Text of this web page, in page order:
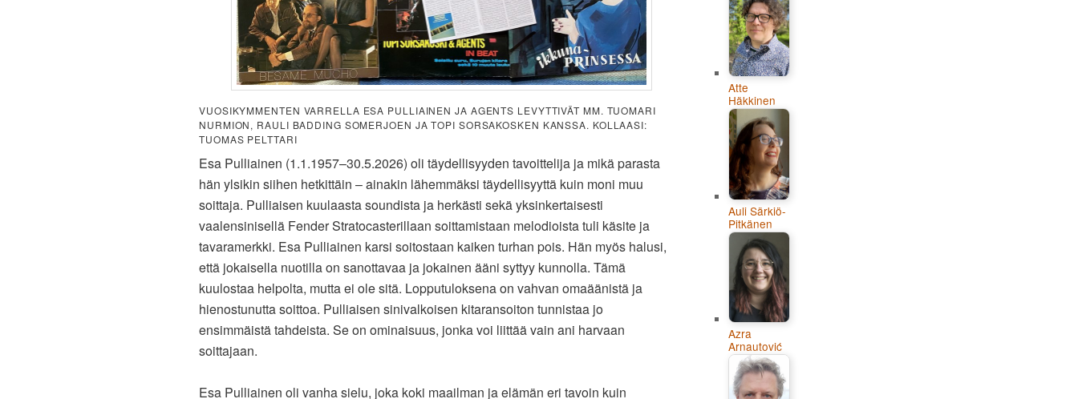
VUOSIKYMMENTEN VARRELLA ESA PULLIAINEN JA AGENTS LEVYTTIVÄT MM. TUOMARI
NURMION, RAULI BADDING SOMERJOEN JA TOPI SORSAKOSKEN KANSSA. KOLLAASI:
TUOMAS PELTTARI
Esa Pulliainen (1.1.1957–30.5.2026) oli täydellisyyden tavoittelija ja mikä parasta
hän ylsikin siihen hetkittäin – ainakin lähemmäksi täydellisyyttä kuin moni muu
soittaja. Pulliaisen kuulaasta soundista ja herkästi sekä yksinkertaisesti
vaalensinisellä Fender Stratocasterillaan soittamistaan melodioista tuli käsite ja
tavaramerkki. Esa Pulliainen karsi soitostaan kaiken turhan pois. Hän myös halusi,
että jokaisella nuotilla on sanottavaa ja jokainen ääni syttyy kunnolla. Tämä
kuulostaa helpolta, mutta ei ole sitä. Lopputuloksena on vahvan omaäänistä ja
hienostunutta soittoa. Pulliaisen sinivalkoisen kitaransoiton tunnistaa jo
ensimmäistä tahdeista. Se on ominaisuus, jonka voi liittää vain ani harvaan
soittajaan.
Esa Pulliainen oli vanha sielu, joka koki maailman ja elämän eri tavoin kuin
Atte
Häkkinen
Auli Särkiö-
Pitkänen
Azra
Arnautović